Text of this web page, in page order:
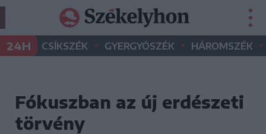
24H CSÍKSZÉK • GYERGYÓSZÉK • HÁROMSZÉK •
Fókuszban az új erdészeti
törvény